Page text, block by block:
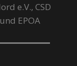
e.V., CSD
EPOA